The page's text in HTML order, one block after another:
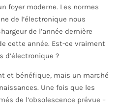
foyer moderne. Les normes
de l’électronique nous
de l’année dernière
cette année. Est-ce vraiment
d’électronique ?
et bénéfique, mais un marché
Une fois que les
de l’obsolescence prévue –